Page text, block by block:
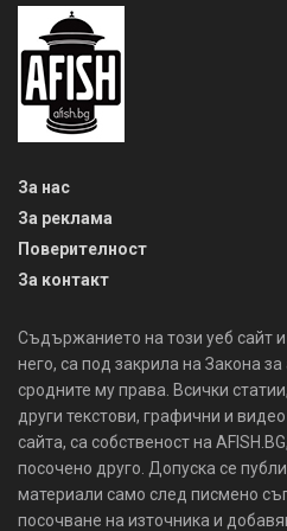
За нас
За реклама
Поверителност
За контакт
Съдържанието на този уеб сайт и
него, са под закрила на Закона
сродните му права. Всички
други текстови, графични и
сайта, са собственост на
посочено друго. Допуска се
материали само след писмено
посочване на източника и